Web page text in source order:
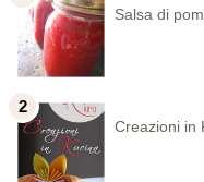
Salsa di
Creazioni in